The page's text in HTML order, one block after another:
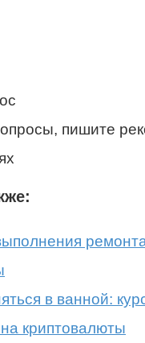
пишите
в ванной:
криптовалюты